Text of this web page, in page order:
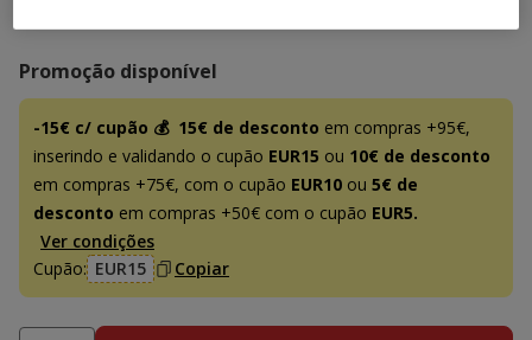
Promoção disponível
-15€ c/ cupão 💰 15€ de desconto em compras +95€,
inserindo e validando o cupão EUR15 ou 10€ de desconto
em compras +75€, com o cupão EUR10 ou 5€ de
desconto em compras +50€ com o cupão EUR5.
Ver condições
Cupão: EUR15 Copiar